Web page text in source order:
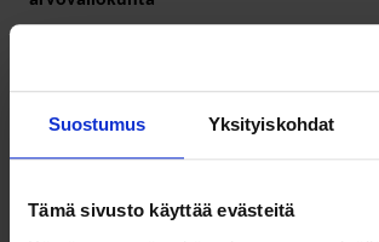
Suostumus Yksityiskohdat
Tämä sivusto käyttää evästeitä
työvoimapalveluihin liittyvien uudistusten